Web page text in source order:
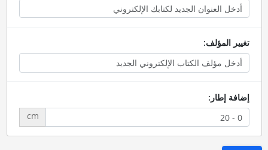
تغيير المؤلف:
إضافة إطار:
cm